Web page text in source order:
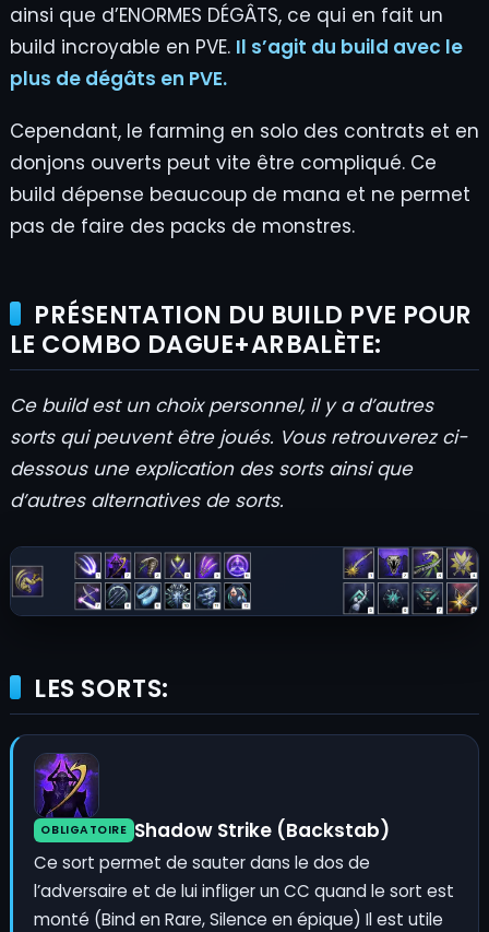
ainsi que d’ENORMES DÉGÂTS, ce qui en fait un
build incroyable en PVE. Il s’agit du build avec le
plus de dégâts en PVE.
Cependant, le farming en solo des contrats et en
donjons ouverts peut vite être compliqué. Ce
build dépense beaucoup de mana et ne permet
pas de faire des packs de monstres.
PRÉSENTATION DU BUILD PVE POUR
LE COMBO DAGUE+ARBALÈTE:
Ce build est un choix personnel, il y a d’autres
sorts qui peuvent être joués. Vous retrouverez ci-
dessous une explication des sorts ainsi que
d’autres alternatives de sorts.
LES SORTS:
OBLIGATOIRE Shadow Strike (Backstab)
Ce sort permet de sauter dans le dos de
l’adversaire et de lui infliger un CC quand le sort est
monté (Bind en Rare, Silence en épique) Il est utile